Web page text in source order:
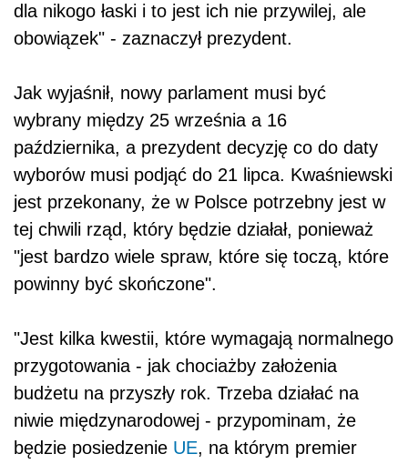
dla nikogo łaski i to jest ich nie przywilej, ale
obowiązek" - zaznaczył prezydent.
Jak wyjaśnił, nowy parlament musi być
wybrany między 25 września a 16
października, a prezydent decyzję co do daty
wyborów musi podjąć do 21 lipca. Kwaśniewski
jest przekonany, że w Polsce potrzebny jest w
tej chwili rząd, który będzie działał, ponieważ
"jest bardzo wiele spraw, które się toczą, które
powinny być skończone".
"Jest kilka kwestii, które wymagają normalnego
przygotowania - jak chociażby założenia
budżetu na przyszły rok. Trzeba działać na
niwie międzynarodowej - przypominam, że
będzie posiedzenie UE, na którym premier